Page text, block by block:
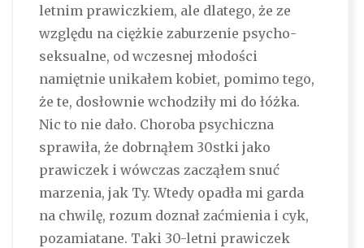
letnim prawiczkiem, ale dlatego, że ze
względu na ciężkie zaburzenie psycho-
seksualne, od wczesnej młodości
namiętnie unikałem kobiet, pomimo tego,
że te, dosłownie wchodziły mi do łóżka.
Nic to nie dało. Choroba psychiczna
sprawiła, że dobrnąłem 30stki jako
prawiczek i wówczas zacząłem snuć
marzenia, jak Ty. Wtedy opadła mi garda
na chwilę, rozum doznał zaćmienia i cyk,
pozamiatane. Taki 30-letni prawiczek